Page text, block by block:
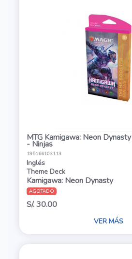
MTG Kamigawa: Neon
- Ninjas
195166103113
Inglés
Theme Deck
Kamigawa: Neon Dynasty
AGOTADO
S/. 30.00
VER MÁS